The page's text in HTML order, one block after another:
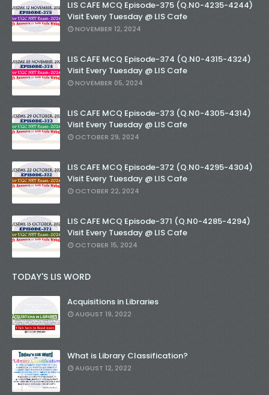
LIS CAFE MCQ Episode-375 (Q.N0-4235-4244)
Visit Every Tuesday @ LIS Cafe
NOVEMBER 12, 2024
LIS CAFE MCQ Episode-374 (Q.N0-4315-4324)
Visit Every Tuesday @ LIS Cafe
NOVEMBER 05, 2024
LIS CAFE MCQ Episode-373 (Q.N0-4305-4314)
Visit Every Tuesday @ LIS Cafe
OCTOBER 29, 2024
LIS CAFE MCQ Episode-372 (Q.N0-4295-4304)
Visit Every Tuesday @ LIS Cafe
OCTOBER 22, 2024
LIS CAFE MCQ Episode-371 (Q.N0-4285-4294)
Visit Every Tuesday @ LIS Cafe
OCTOBER 15, 2024
TODAY'S LIS WORD
Acquisitions in Libraries
AUGUST 19, 2022
What is Library Classification?
AUGUST 12, 2022